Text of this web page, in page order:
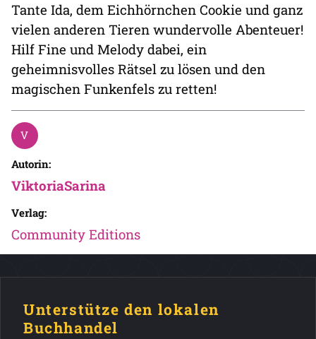
Tante Ida, dem Eichhörnchen Cookie und ganz
vielen anderen Tieren wundervolle Abenteuer!
Hilf Fine und Melody dabei, ein
geheimnisvolles Rätsel zu lösen und den
magischen Funkenfels zu retten!
Autorin:
ViktoriaSarina
Verlag:
Community Editions
Unterstütze den lokalen
Buchhandel